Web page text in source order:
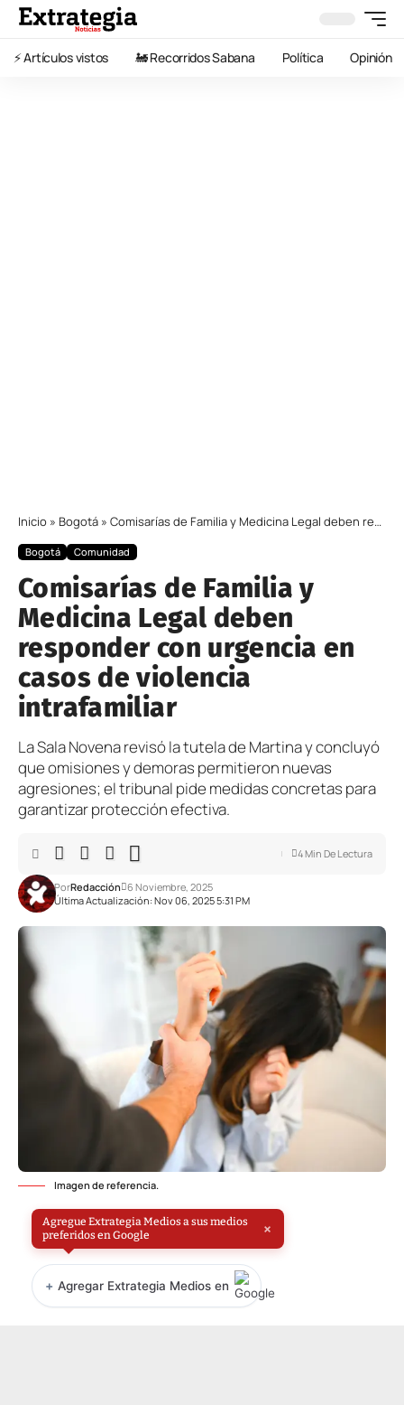
⚡️ Artículos vistos 🚂 Recorridos Sabana Política Opinión
Inicio » Bogotá » Comisarías de Familia y Medicina Legal deben responder con urgencia en casos de violencia intrafamiliar
Bogotá Comunidad
Comisarías de Familia y
Medicina Legal deben
responder con urgencia en
casos de violencia
intrafamiliar
La Sala Novena revisó la tutela de Martina y concluyó
que omisiones y demoras permitieron nuevas
agresiones; el tribunal pide medidas concretas para
garantizar protección efectiva.
Última Actualización: Nov 06, 2025 5:31 PM
PorRedacción 6 Noviembre, 2025
4 Min De Lectura
Imagen de referencia.
Agregue Extrategia Medios a sus medios
preferidos en Google
×
+ Agregar Extrategia Medios en